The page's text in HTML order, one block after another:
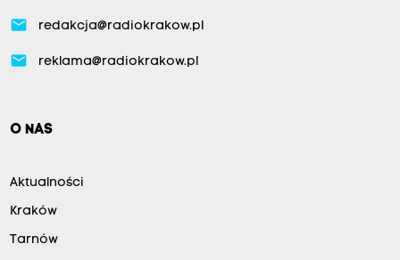
email redakcja@radiokrakow.pl
email reklama@radiokrakow.pl
O NAS
Aktualności
Kraków
Tarnów